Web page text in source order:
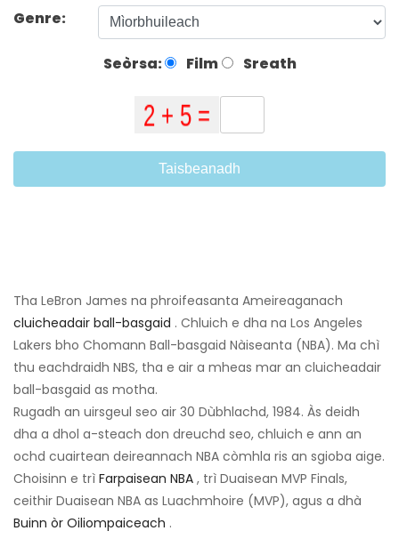
Genre:
Seòrsa: Film Sreath
Taisbeanadh
Tha LeBron James na phroifeasanta Ameireaganach
cluicheadair ball-basgaid . Chluich e dha na Los Angeles
Lakers bho Chomann Ball-basgaid Nàiseanta (NBA). Ma chì
thu eachdraidh NBS, tha e air a mheas mar an cluicheadair
ball-basgaid as motha.
Rugadh an uirsgeul seo air 30 Dùbhlachd, 1984. Às deidh
dha a dhol a-steach don dreuchd seo, chluich e ann an
ochd cuairtean deireannach NBA còmhla ris an sgioba aige.
Choisinn e trì Farpaisean NBA , trì Duaisean MVP Finals,
ceithir Duaisean NBA as Luachmhoire (MVP), agus a dhà
Buinn òr Oiliompaiceach .